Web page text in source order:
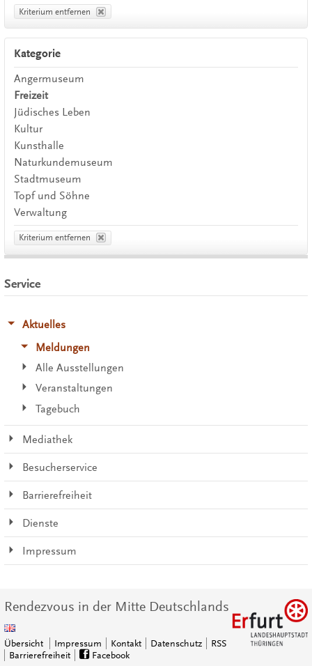
Kriterium entfernen
Kategorie
Angermuseum
Freizeit
Jüdisches Leben
Kultur
Kunsthalle
Naturkundemuseum
Stadtmuseum
Topf und Söhne
Verwaltung
Kriterium entfernen
Service
Aktuelles
Meldungen
Alle Ausstellungen
Veranstaltungen
Tagebuch
Mediathek
Besucherservice
Barrierefreiheit
Dienste
Impressum
Rendezvous in der Mitte Deutschlands
Übersicht Impressum Kontakt Datenschutz
RSS
Barrierefreiheit
Facebook